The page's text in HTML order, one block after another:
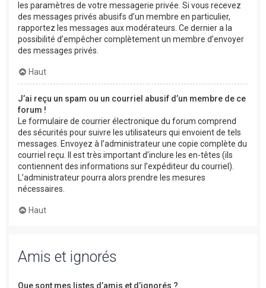
les paramètres de votre messagerie privée. Si vous recevez
des messages privés abusifs d’un membre en particulier,
rapportez les messages aux modérateurs. Ce dernier a la
possibilité d’empêcher complètement un membre d’envoyer
des messages privés.
Haut
J’ai reçu un spam ou un courriel abusif d’un membre de ce
forum !
Le formulaire de courrier électronique du forum comprend
des sécurités pour suivre les utilisateurs qui envoient de tels
messages. Envoyez à l’administrateur une copie complète du
courriel reçu. Il est très important d’inclure les en-têtes (ils
contiennent des informations sur l’expéditeur du courriel).
L’administrateur pourra alors prendre les mesures
nécessaires.
Haut
Amis et ignorés
Que sont mes listes d’amis et d’ignorés ?